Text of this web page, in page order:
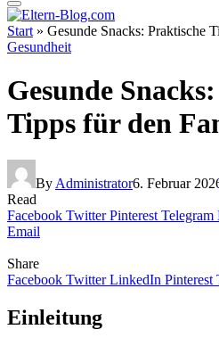
Start » Gesunde Snacks: Praktische
Gesundheit
Gesunde
Tipps für den
By Administrator6. Februar
Read
Facebook Twitter Pinterest Telegram
Email
Share
Facebook Twitter LinkedIn Pinterest
Einleitung